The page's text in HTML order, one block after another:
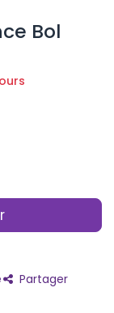
Bol
Partager